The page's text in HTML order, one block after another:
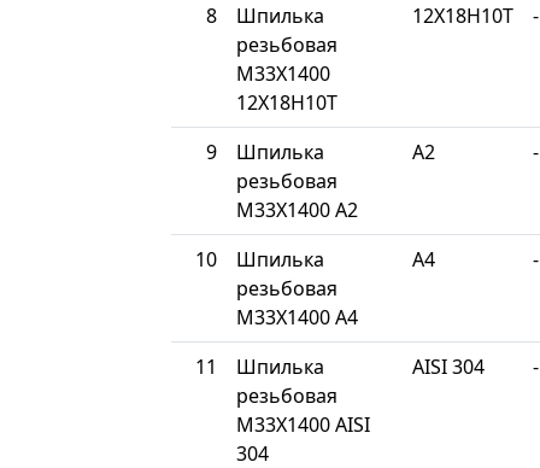
8
Шпилька
резьбовая
М33Х1400
12Х18Н10Т
12Х18Н10Т -
9
Шпилька
резьбовая
М33Х1400 A2
A2 -
10
Шпилька
резьбовая
М33Х1400 A4
A4 -
11
Шпилька
резьбовая
М33Х1400 AISI
304
AISI 304 -